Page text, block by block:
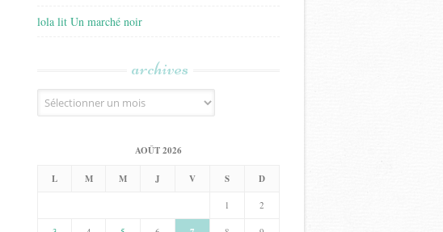
lola lit Un marché noir
archives
Archives
AOÛT 2026
L M M J V S D
1 2